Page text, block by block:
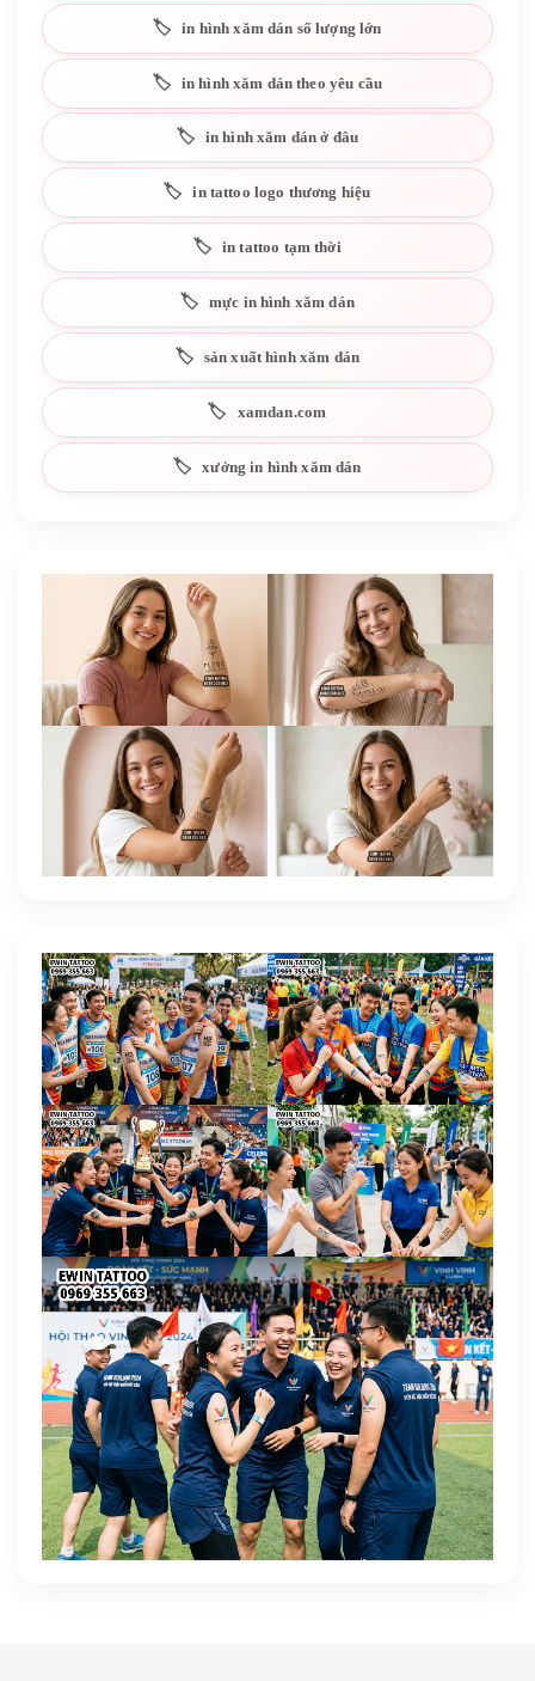
in hình xăm dán số lượng lớn
in hình xăm dán theo yêu cầu
in hình xăm dán ở đâu
in tattoo logo thương hiệu
in tattoo tạm thời
mực in hình xăm dán
sản xuất hình xăm dán
xamdan.com
xưởng in hình xăm dán